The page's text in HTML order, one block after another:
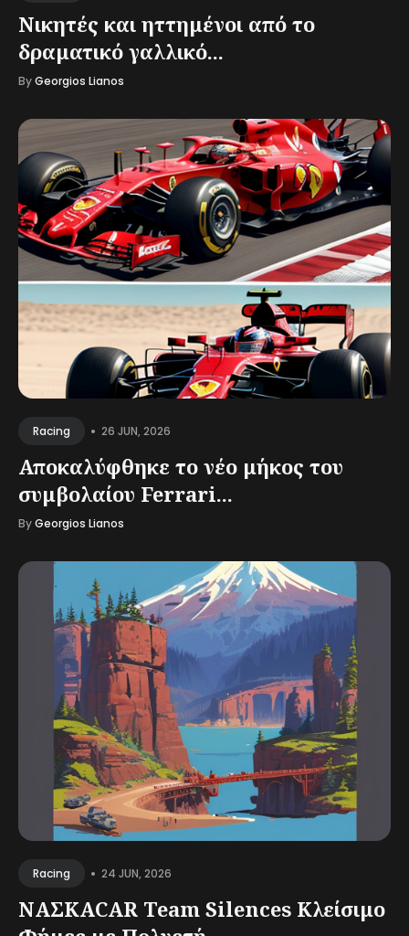
Νικητές και ηττημένοι από το
δραματικό γαλλικό...
ByGeorgios Lianos
Racing • 26 JUN, 2026
Αποκαλύφθηκε το νέο μήκος του
συμβολαίου Ferrari...
ByGeorgios Lianos
Racing • 24 JUN, 2026
ΝΑΣΚΑCAR Team Silences Κλείσιμο